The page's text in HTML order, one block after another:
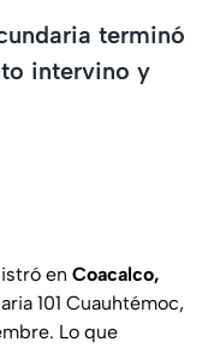
terminó
intervino y
en Coacalco,
101 Cuauhtémoc,
Lo que